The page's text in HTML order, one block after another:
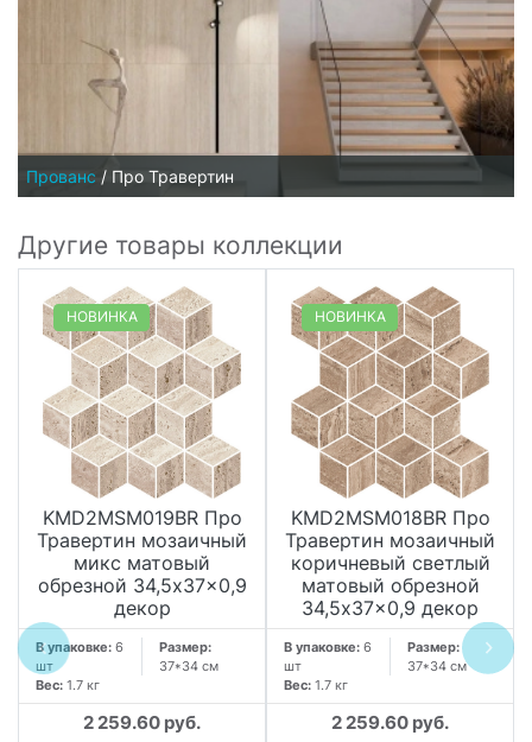
Прованс / Про Травертин
Другие товары коллекции
НОВИНКА
KMD2MSM019BR Про
Травертин мозаичный
микс матовый
обрезной 34,5x37x0,9
декор
В упаковке: 6
шт
Размер:
37*34 см
Вес: 1.7 кг
2 259.60 руб.
НОВИНКА
KMD2MSM018BR Про
Травертин мозаичный
коричневый светлый
матовый обрезной
34,5x37x0,9 декор
В упаковке: 6
шт
Размер:
37*34 см
Вес: 1.7 кг
2 259.60 руб.